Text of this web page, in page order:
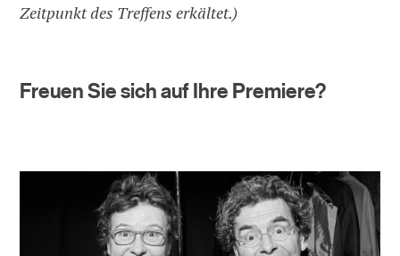
Zeitpunkt des Treffens erkältet.)
Freuen Sie sich auf Ihre Premiere?